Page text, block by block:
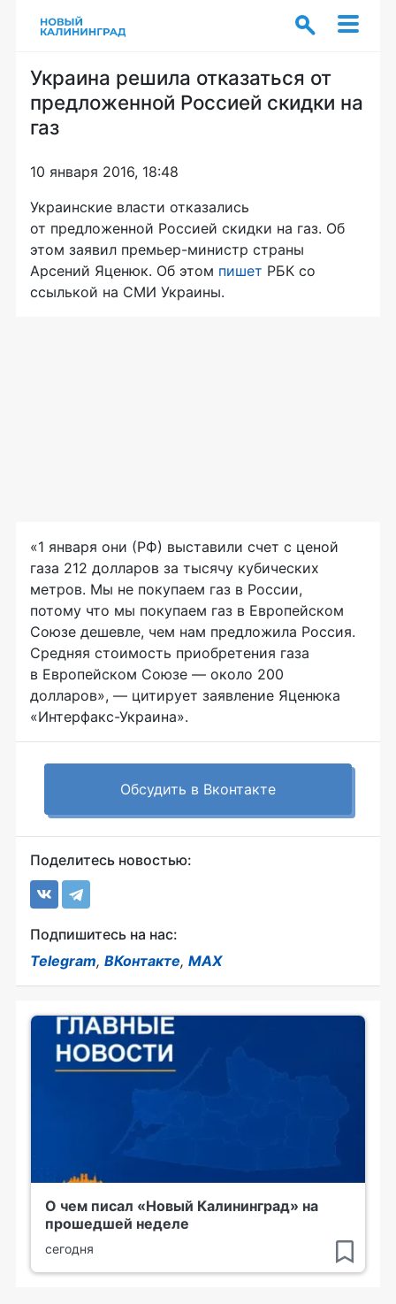
Украина решила отказаться от
предложенной Россией скидки на
газ
10 января 2016, 18:48
Украинские власти отказались
от предложенной Россией скидки на газ. Об
этом заявил премьер-министр страны
Арсений Яценюк. Об этом пишет РБК со
ссылькой на СМИ Украины.
«1 января они (РФ) выставили счет с ценой
газа 212 долларов за тысячу кубических
метров. Мы не покупаем газ в России,
потому что мы покупаем газ в Европейском
Союзе дешевле, чем нам предложила Россия.
Средняя стоимость приобретения газа
в Европейском Союзе — около 200
долларов», — цитирует заявление Яценюка
«Интерфакс-Украина».
Обсудить в Вконтакте
Поделитесь новостью:
Подпишитесь на нас:
Telegram, ВКонтакте, MAX
О чем писал «Новый Калининград» на
прошедшей неделе
сегодня